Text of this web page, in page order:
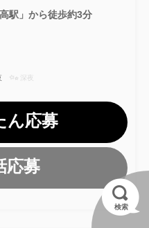
駅」から徒歩約3分
深夜
ん応募
応募
検索